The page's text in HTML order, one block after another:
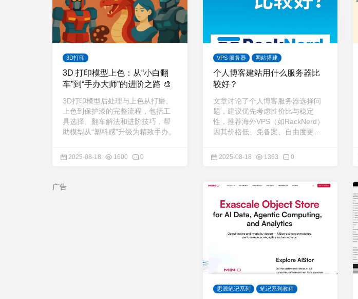
3D打印
3D 打印模型上色：从“小白翻
车”到“手办大师”的进阶之路 🎨
3D打印模型后处理与上色从打磨、
上色到保护漆的完整流程，包括工
具选择、翻车解法和进阶技巧，帮
助模型从“塑料感”升级为精致手办。
2025-08-18 1600 0
VPS 服务器 网站搭建
个人博客建站用什么服务器比
较好？
文章讨论了个人博客服务器选择问
题，建议优先考虑性价比与稳定
性，推荐海外VPS（如RackNerd）
因其价格低、免备案、自由度更
项。
2025-08-18 1363 0
广告
思源笔记系列 笔记系列教程